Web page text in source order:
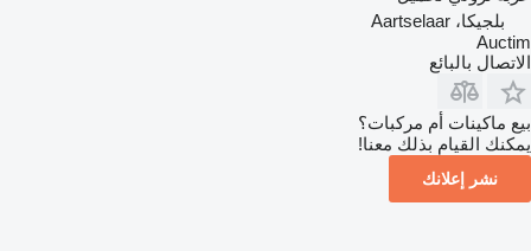
بلجيكا، Aartselaar
Auctim
الاتصال بالبائع
بيع ماكينات أم مركبات؟
يمكنك القيام بذلك معنا!
نشر إعلانك